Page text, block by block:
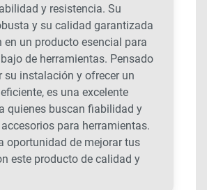
y resistencia. Su
y su calidad garantizada
en un producto esencial para
de herramientas. Pensado
su instalación y ofrecer un
es una excelente
quienes buscan fiabilidad y
para herramientas.
oportunidad de mejorar tus
este producto de calidad y